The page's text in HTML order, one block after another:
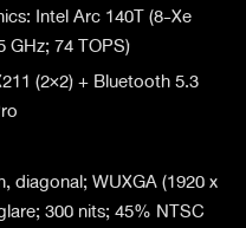
Intel Arc 140T (8-Xe
GHz; 74 TOPS)
(2×2) + Bluetooth 5.3
diagonal; WUXGA (1920 x
300 nits; 45% NTSC